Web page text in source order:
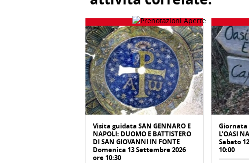
Visita guidata SAN GENNARO E
NAPOLI: DUOMO E BATTISTERO
DI SAN GIOVANNI IN FONTE
Domenica 13 Settembre 2026
ore 10:30
L’OASI
Sabato
10:00